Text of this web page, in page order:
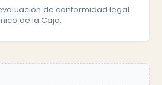
de conformidad legal
de la Caja.